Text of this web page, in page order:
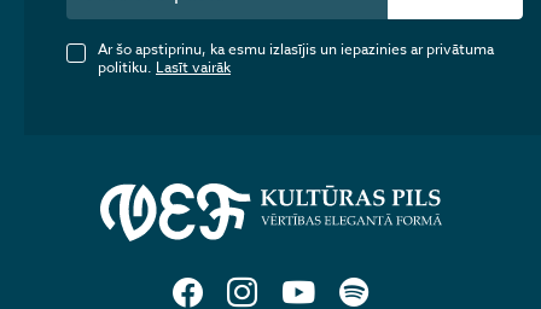
Ar šo apstiprinu, ka esmu izlasījis un iepazinies ar privātuma
politiku. Lasīt vairāk